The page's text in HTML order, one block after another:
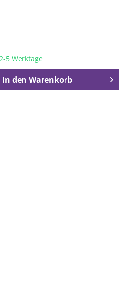
5 Werktage
In den Warenkorb